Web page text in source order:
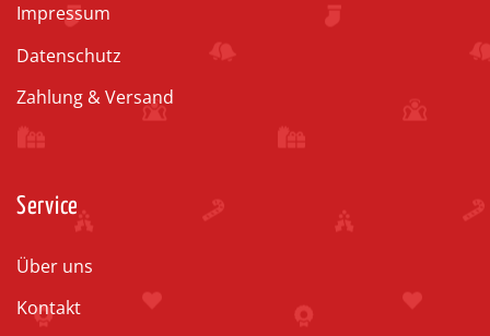
Impressum
Datenschutz
Zahlung & Versand
Service
Über uns
Kontakt